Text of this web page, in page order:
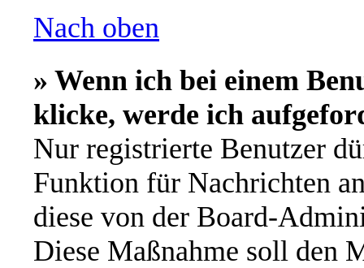
Nach oben
» Wenn ich bei einem
klicke, werde ich
Nur registrierte Benutzer
Funktion für Nachrichten
diese von der Board-
Diese Maßnahme soll den